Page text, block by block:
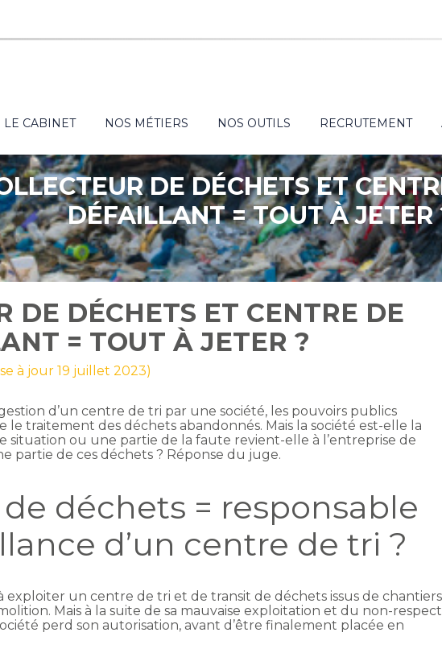
Principal
LE CABINET NOS MÉTIERS NOS OUTILS RECRUTEMENT
DE DÉCHETS ET
DÉFAILLANT = TOUT À JETER
DE DÉCHETS ET CENTRE DE
= TOUT À JETER ?
à jour 19 juillet 2023)
d’un centre de tri par une société, les pouvoirs publics
traitement des déchets abandonnés. Mais la société est-elle la
situation ou une partie de la faute revient-elle à l’entreprise de
partie de ces déchets ? Réponse du juge.
déchets = responsable
d’un centre de tri ?
exploiter un centre de tri et de transit de déchets issus de chantiers
Mais à la suite de sa mauvaise exploitation et du non-respect
perd son autorisation, avant d’être finalement placée en